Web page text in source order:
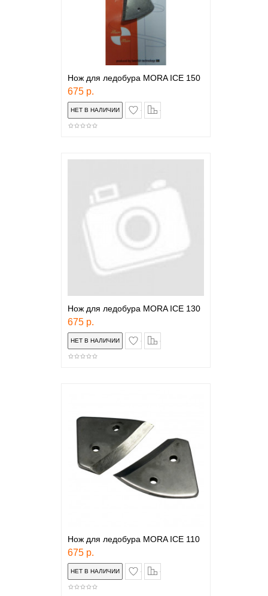
Нож для ледобура MORA ICE 150
675 р.
в закладки
Нож для ледобура MORA ICE 130
675 р.
в закладки
Нож для ледобура MORA ICE 110
675 р.
в закладки